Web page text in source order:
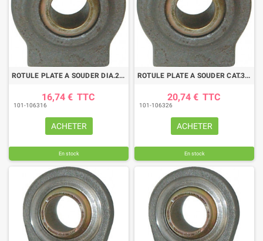
ROTULE PLATE A SOUDER DIA.28,4
16,74 € TTC
101-106316
ACHETER
En stock
ROTULE PLATE A SOUDER CAT.3 DIA.36
20,74 € TTC
101-106326
ACHETER
En stock